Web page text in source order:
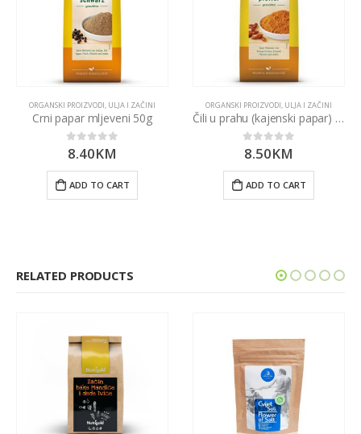
ORGANSKI PROIZVODI, ULJA I ZAČINI
Crni papar mljeveni 50g
0out of 5
8.40KM
ADD TO CART
ORGANSKI PROIZVODI, ULJA I ZAČINI
Čili u prahu (kajenski papar) 50g Lebensbaum
0out of 5
8.50KM
ADD TO CART
RELATED PRODUCTS